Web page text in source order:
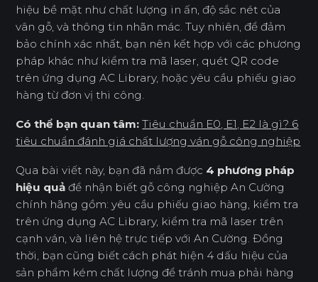
hiệu bề mặt như chất lượng in ấn, độ sắc nét của
vân gỗ, và thông tin nhãn mác. Tuy nhiên, để đảm
bảo chính xác nhất, bạn nên kết hợp với các phương
pháp khác như kiểm tra mã laser, quét QR code
trên ứng dụng AC Library, hoặc yêu cầu phiếu giao
hàng từ đơn vị thi công.
Có thể bạn quan tâm: Tiêu chuẩn E0, E1, E2 là gì? 6
tiêu chuẩn đánh giá chất lượng ván gỗ công nghiệp
Qua bài viết này, bạn đã nắm được 4 phương pháp
hiệu quả để nhận biết gỗ công nghiệp An Cường
chính hãng gồm: yêu cầu phiếu giao hàng, kiểm tra
trên ứng dụng AC Library, kiểm tra mã laser trên
cạnh ván, và liên hệ trực tiếp với An Cường. Đồng
thời, bạn cũng biết cách phát hiện 4 dấu hiệu của
sản phẩm kém chất lượng để tránh mua phải hàng